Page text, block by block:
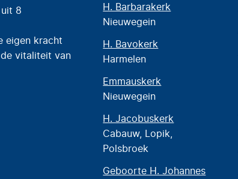
8
eigen kracht
vitaliteit van
H. Barbarakerk
Nieuwegein
H. Bavokerk
Harmelen
Emmauskerk
Nieuwegein
H. Jacobuskerk
Cabauw, Lopik,
Polsbroek
Geboorte H. Johannes